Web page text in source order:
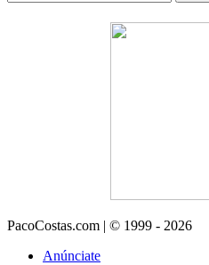
PacoCostas.com | © 1999 - 2026
Anúnciate